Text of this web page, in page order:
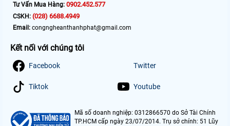
Tư Vấn Mua Hàng: 0902.452.577
CSKH: (028) 6688.4949
Email: congngheanthanhphat@gmail.com
Kết nối với chúng tôi
Facebook Twitter
Tiktok Youtube
Mã số doanh nghiệp: 0312866570 do Sở Tài Chính
TP.HCM cấp ngày 23/07/2014. Trụ sở chính: 51 Lũy